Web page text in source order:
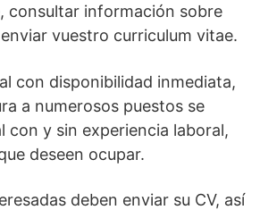
consultar información sobre
vuestro curriculum vitae.
con disponibilidad inmediata,
a numerosos puestos se
con y sin experiencia laboral,
deseen ocupar.
deben enviar su CV, así